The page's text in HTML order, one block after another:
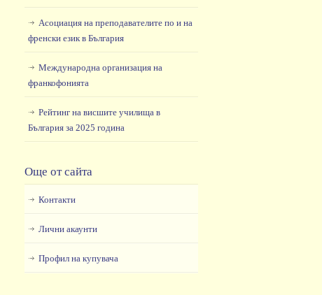
Асоциация на преподавателите по и на
френски език в България
Международна организация на
франкофонията
Рейтинг на висшите училища в
България за 2025 година
Още от сайта
Контакти
Лични акаунти
Профил на купувача